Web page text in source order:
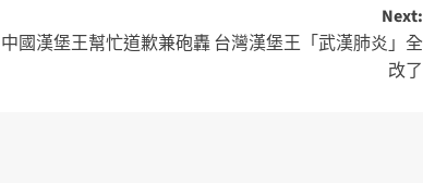
Next:
中國漢堡王幫忙道歉兼砲轟 台灣漢堡王「武漢肺炎」全
改了